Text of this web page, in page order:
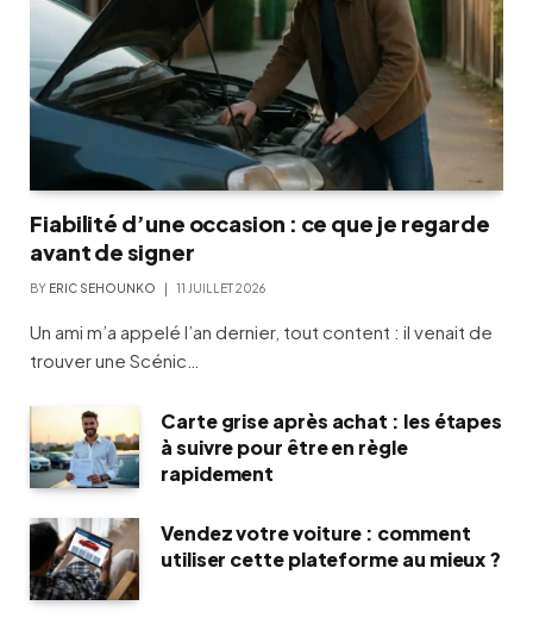
Fiabilité d’une occasion : ce que je regarde
avant de signer
BY ERIC SEHOUNKO 11 JUILLET 2026
Un ami m’a appelé l’an dernier, tout content : il venait de
trouver une Scénic…
Carte grise après achat : les étapes
à suivre pour être en règle
rapidement
Vendez votre voiture : comment
utiliser cette plateforme au mieux ?